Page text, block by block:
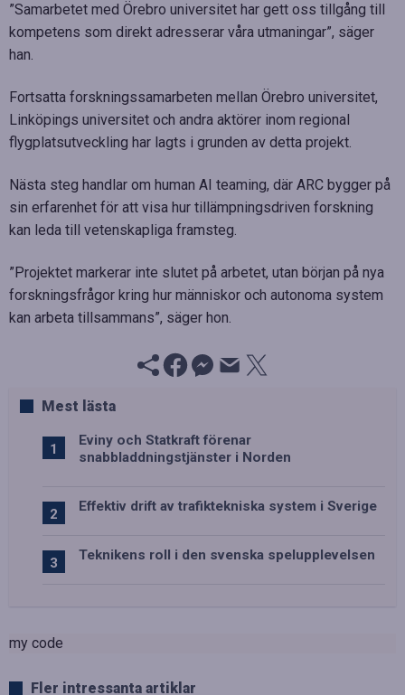
”Samarbetet med Örebro universitet har gett oss tillgång till
kompetens som direkt adresserar våra utmaningar”, säger
han.
Fortsatta forskningssamarbeten mellan Örebro universitet,
Linköpings universitet och andra aktörer inom regional
flygplatsutveckling har lagts i grunden av detta projekt.
Nästa steg handlar om human AI teaming, där ARC bygger på
sin erfarenhet för att visa hur tillämpningsdriven forskning
kan leda till vetenskapliga framsteg.
”Projektet markerar inte slutet på arbetet, utan början på nya
forskningsfrågor kring hur människor och autonoma system
kan arbeta tillsammans”, säger hon.
Mest lästa
Eviny och Statkraft förenar
snabbladdningstjänster i Norden
Effektiv drift av trafiktekniska system i Sverige
Teknikens roll i den svenska spelupplevelsen
my code
Fler intressanta artiklar